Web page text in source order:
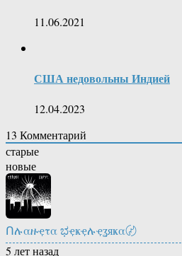
11.06.2021
США недовольны Индией
12.04.2023
13 Комментарий
старые
новые
Ոሉαዙҿτα ಭҿҝҿሉҿʓяҝα〄
5 лет назад